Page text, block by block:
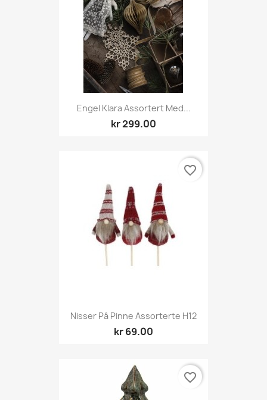
Engel Klara Assortert Med...
kr 299.00
Nisser På Pinne Assorterte H12
kr 69.00
favorite_border
favorite_border